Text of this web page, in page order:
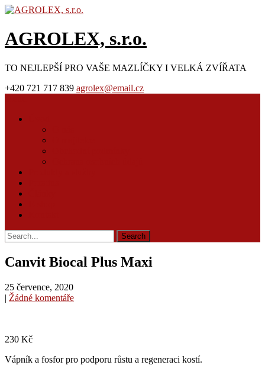
AGROLEX, s.r.o.
TO NEJLEPŠÍ PRO VAŠE MAZLÍČKY I VELKÁ ZVÍŘATA
+420 721 717 839 agrolex@email.cz
Canvit Biocal Plus Maxi
25 července, 2020
| Žádné komentáře
230 Kč
Vápník a fosfor pro podporu růstu a regeneraci kostí.